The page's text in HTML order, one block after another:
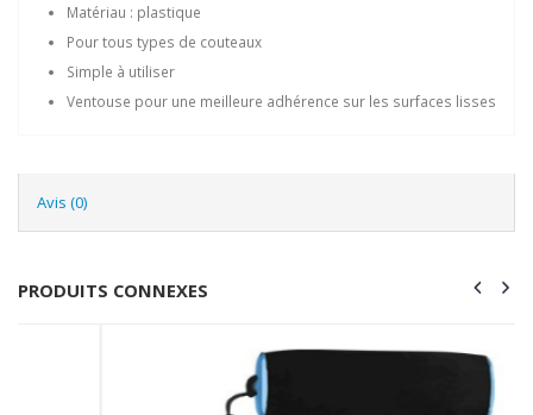
Matériau : plastique
Pour tous types de couteaux
Simple à utiliser
Ventouse pour une meilleure adhérence sur les surfaces lisses
Avis (0)
PRODUITS CONNEXES